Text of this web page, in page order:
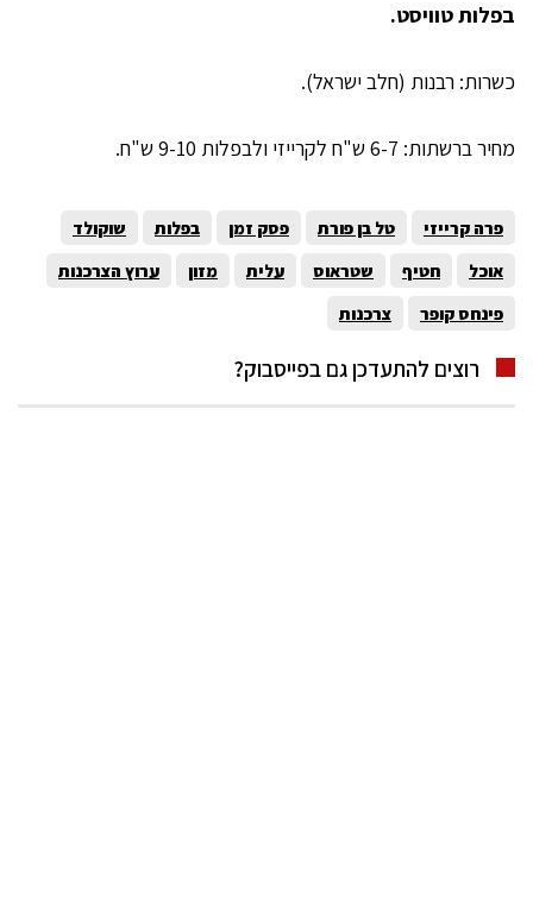
בפלות טוויסט.
כשרות: רבנות (חלב ישראל).
מחיר ברשתות: 6-7 ש"ח לקרייזי ולבפלות 9-10 ש"ח.
פרה קרייזי טל בן פורת פסק זמן בפלות
שוקולד
אוכל
חטיף שטראוס עלית מזון
ערוץ הצרכנות
פינחס קופר
צרכנות
רוצים להתעדכן גם בפייסבוק?